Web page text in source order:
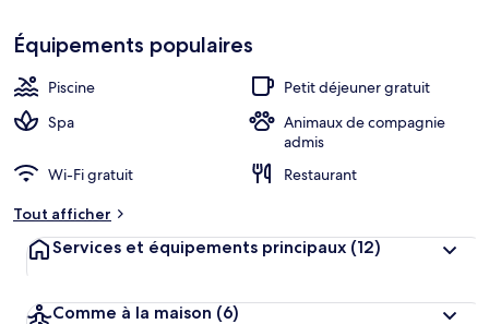
Équipements populaires
Piscine
Petit déjeuner gratuit
Spa
Animaux de compagnie
admis
Wi-Fi gratuit
Restaurant
Tout afficher
Services et équipements principaux (12)
Comme à la maison (6)